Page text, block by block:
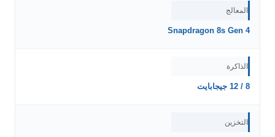
المعالج
Snapdragon 8s Gen 4
الذاكرة
8 / 12 جيجابايت
التخزين